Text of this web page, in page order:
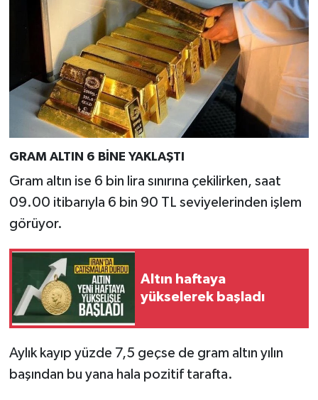
GRAM ALTIN 6 BİNE YAKLAŞTI
Gram altın ise 6 bin lira sınırına çekilirken, saat
09.00 itibarıyla 6 bin 90 TL seviyelerinden işlem
görüyor.
Altın haftaya
yükselerek başladı
Aylık kayıp yüzde 7,5 geçse de gram altın yılın
başından bu yana hala pozitif tarafta.